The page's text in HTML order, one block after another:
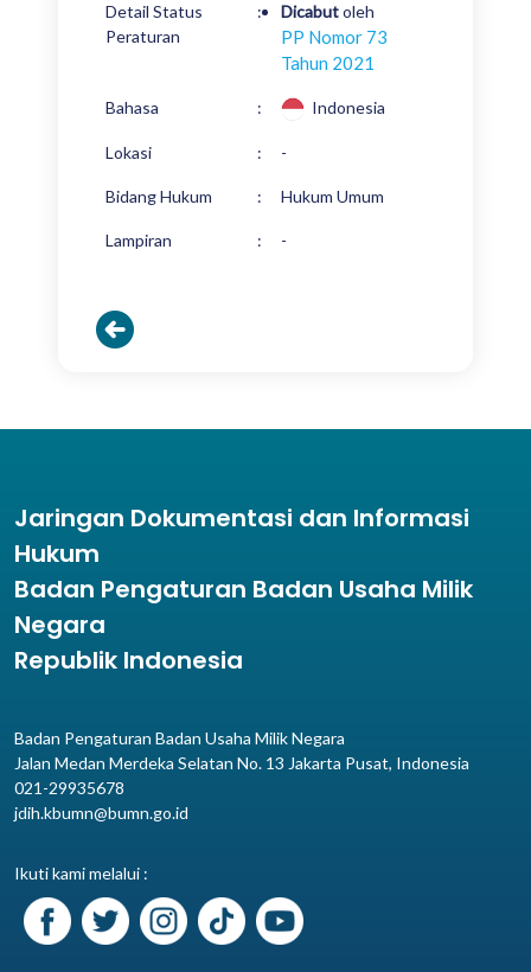
Detail Status
Peraturan
: Dicabutoleh
PP Nomor 73
Tahun 2021
Bahasa : Indonesia
Lokasi : -
Bidang Hukum : Hukum Umum
Lampiran : -
Jaringan Dokumentasi dan Informasi
Hukum
Badan Pengaturan Badan Usaha Milik
Negara
Republik Indonesia
Badan Pengaturan Badan Usaha Milik Negara
Jalan Medan Merdeka Selatan No. 13 Jakarta Pusat, Indonesia
021-29935678
jdih.kbumn@bumn.go.id
Ikuti kami melalui :